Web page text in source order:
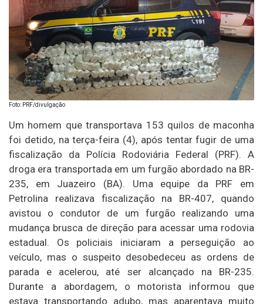
Foto: PRF/divulgação
Um homem que transportava 153 quilos de maconha
foi detido, na terça-feira (4), após tentar fugir de uma
fiscalização da Polícia Rodoviária Federal (PRF). A
droga era transportada em um furgão abordado na BR-
235, em Juazeiro (BA). Uma equipe da PRF em
Petrolina realizava fiscalização na BR-407, quando
avistou o condutor de um furgão realizando uma
mudança brusca de direção para acessar uma rodovia
estadual. Os policiais iniciaram a perseguição ao
veículo, mas o suspeito desobedeceu as ordens de
parada e acelerou, até ser alcançado na BR-235.
Durante a abordagem, o motorista informou que
estava transportando adubo, mas aparentava muito